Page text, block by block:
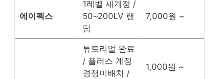
에이펙스
1레벨 새계정 /
50~200LV 랜
덤
7,000원 ~
튜토리얼 완료
/ 플러스 계정
경쟁미배치 /
1,000원 ~